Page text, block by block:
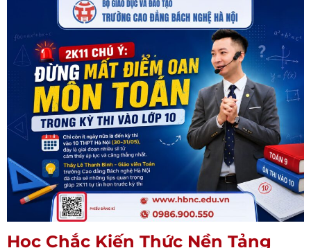
Học Chắc Kiến Thức Nền Tảng